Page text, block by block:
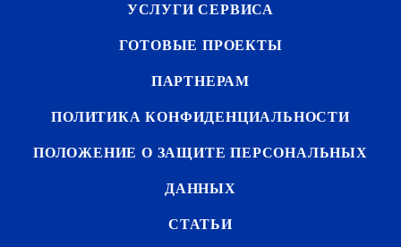
УСЛУГИ СЕРВИСА
ГОТОВЫЕ ПРОЕКТЫ
ПАРТНЕРАМ
ПОЛИТИКА КОНФИДЕНЦИАЛЬНОСТИ
ПОЛОЖЕНИЕ О ЗАЩИТЕ ПЕРСОНАЛЬНЫХ
ДАННЫХ
СТАТЬИ